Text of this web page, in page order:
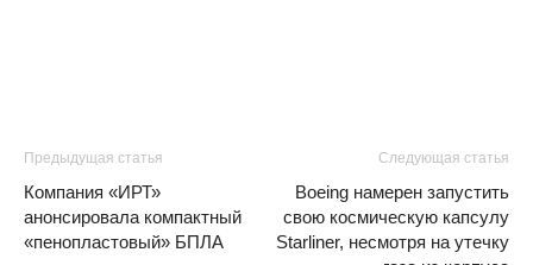
Предыдущая статья
Компания «ИРТ»
анонсировала компактный
«пенопластовый» БПЛА
Следующая статья
Boeing намерен запустить
свою космическую капсулу
Starliner, несмотря на утечку